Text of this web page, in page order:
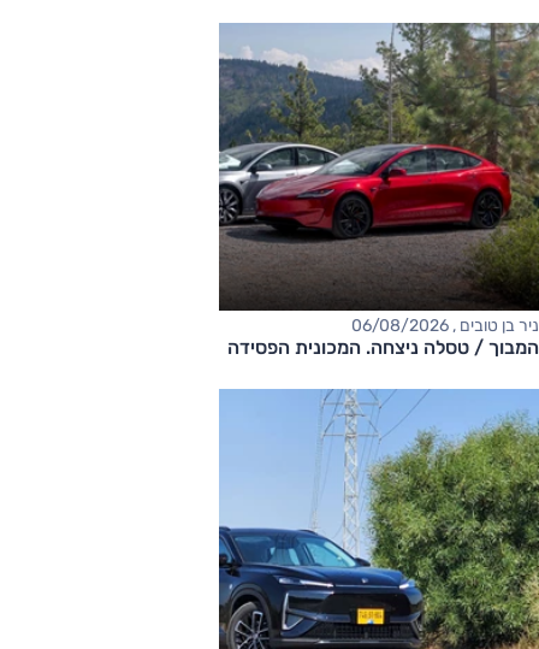
ניר בן טובים , 06/08/2026
המבוך / טסלה ניצחה. המכונית הפסידה